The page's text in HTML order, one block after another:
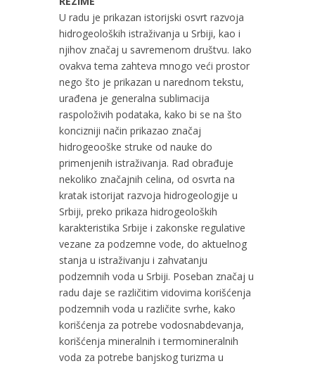
U radu je prikazan istorijski osvrt razvoja
hidrogeoloških istraživanja u Srbiji, kao i
njihov značaj u savremenom društvu. Iako
ovakva tema zahteva mnogo veći prostor
nego što je prikazan u narednom tekstu,
urađena je generalna sublimacija
raspoloživih podataka, kako bi se na što
koncizniji način prikazao značaj
hidrogeooške struke od nauke do
primenjenih istraživanja. Rad obrađuje
nekoliko značajnih celina, od osvrta na
kratak istorijat razvoja hidrogeologije u
Srbiji, preko prikaza hidrogeoloških
karakteristika Srbije i zakonske regulative
vezane za podzemne vode, do aktuelnog
stanja u istraživanju i zahvatanju
podzemnih voda u Srbiji. Poseban značaj u
radu daje se različitim vidovima korišćenja
podzemnih voda u različite svrhe, kako
korišćenja za potrebe vodosnabdevanja,
korišćenja mineralnih i termomineralnih
voda za potrebe banjskog turizma u